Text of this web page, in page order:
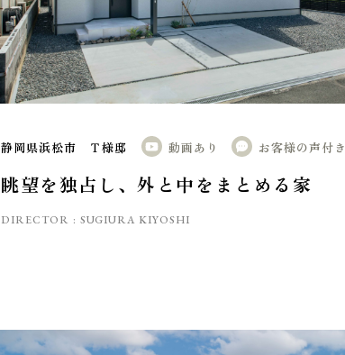
静岡県浜松市 Ｔ様邸 動画あり お客様の声付き
眺望を独占し、外と中をまとめる家
DIRECTOR : SUGIURA KIYOSHI